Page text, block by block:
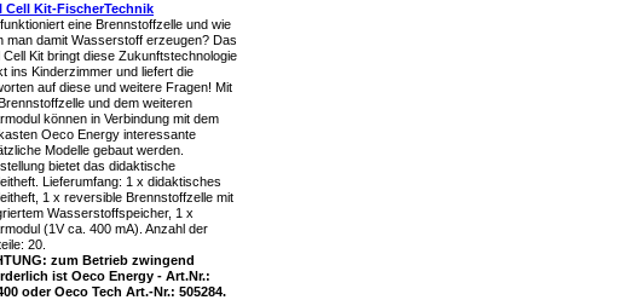
Cell Kit-FischerTechnik
eine Brennstoffzelle und wie
man damit Wasserstoff erzeugen? Das
Cell Kit bringt diese Zukunftstechnologie
ins Kinderzimmer und liefert die
auf diese und weitere Fragen! Mit
und dem weiteren
können in Verbindung mit dem
Oeco Energy interessante
Modelle gebaut werden.
bietet das didaktische
Lieferumfang: 1 x didaktisches
1 x reversible Brennstoffzelle mit
Wasserstoffspeicher, 1 x
(1V ca. 400 mA). Anzahl der
20.
zum Betrieb zwingend
ist Oeco Energy - Art.Nr.:
oder Oeco Tech Art.-Nr.: 505284.